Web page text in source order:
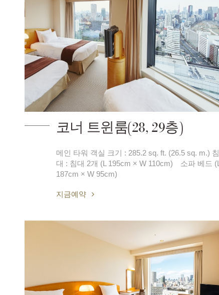
코너 트윈룸(28, 29층)
메인 타워 객실 크기 : 285.2 sq. ft. (26.5 sq. m.) 침
대 : 침대 2개 (L 195cm × W 110cm) 소파 베드 (L
187cm × W 95cm)
지금예약